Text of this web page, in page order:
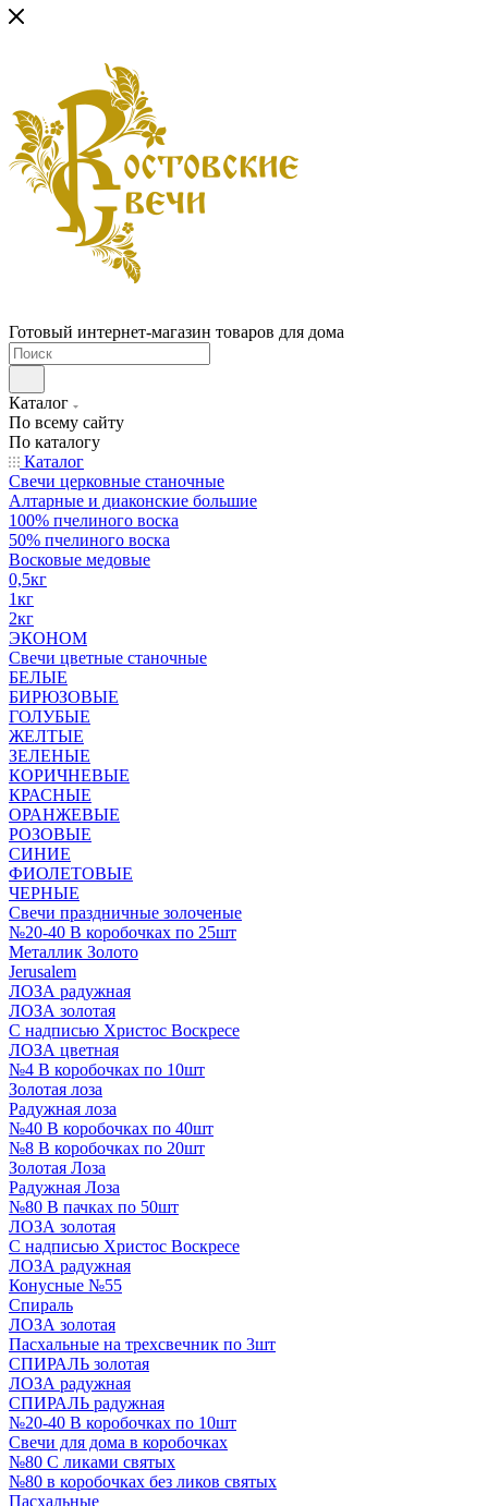
Готовый интернет-магазин товаров для дома
Каталог
По всему сайту
По каталогу
Каталог
Свечи церковные станочные
Алтарные и диаконские большие
100% пчелиного воска
50% пчелиного воска
Восковые медовые
0,5кг
1кг
2кг
ЭКОНОМ
Свечи цветные станочные
БЕЛЫЕ
БИРЮЗОВЫЕ
ГОЛУБЫЕ
ЖЕЛТЫЕ
ЗЕЛЕНЫЕ
КОРИЧНЕВЫЕ
КРАСНЫЕ
ОРАНЖЕВЫЕ
РОЗОВЫЕ
СИНИЕ
ФИОЛЕТОВЫЕ
ЧЕРНЫЕ
Свечи праздничные золоченые
№20-40 В коробочках по 25шт
Металлик Золото
Jerusalem
ЛОЗА радужная
ЛОЗА золотая
С надписью Христос Воскресе
ЛОЗА цветная
№4 В коробочках по 10шт
Золотая лоза
Радужная лоза
№40 В коробочках по 40шт
№8 В коробочках по 20шт
Золотая Лоза
Радужная Лоза
№80 В пачках по 50шт
ЛОЗА золотая
С надписью Христос Воскресе
ЛОЗА радужная
Конусные №55
Спираль
ЛОЗА золотая
Пасхальные на трехсвечник по 3шт
СПИРАЛЬ золотая
ЛОЗА радужная
СПИРАЛЬ радужная
№20-40 В коробочках по 10шт
Свечи для дома в коробочках
№80 С ликами святых
№80 в коробочках без ликов святых
Пасхальные